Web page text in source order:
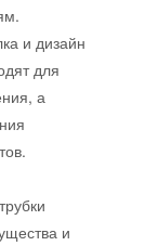
и дизайн
для
а
и